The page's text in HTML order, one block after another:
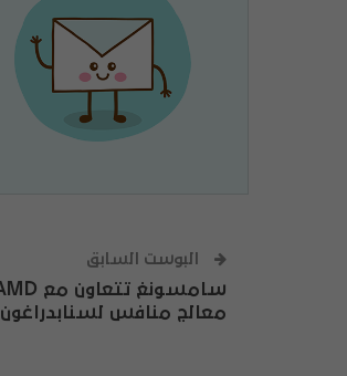
البوست السابق
معالج منافس لسنابدراغون